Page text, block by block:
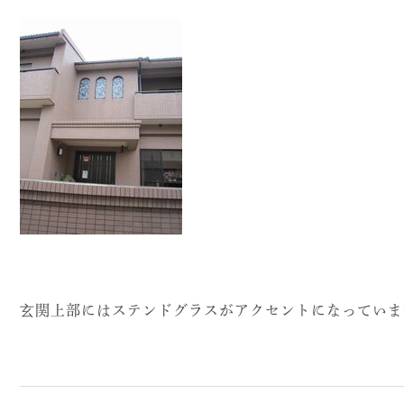
玄関上部にはステンドグラスがアクセントになってい